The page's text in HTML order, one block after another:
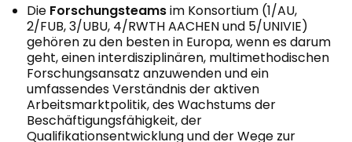
Die Forschungsteamsim Konsortium (1/AU,
2/FUB, 3/UBU, 4/RWTH AACHEN und 5/UNIVIE)
gehören zu den besten in Europa, wenn es darum
geht, einen interdisziplinären, multimethodischen
Forschungsansatz anzuwenden und ein
umfassendes Verständnis der aktiven
Arbeitsmarktpolitik, des Wachstums der
Beschäftigungsfähigkeit, der
Qualifikationsentwicklung und der Wege zur